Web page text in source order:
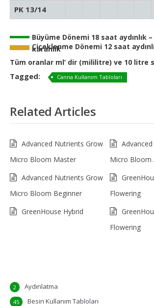
PK 13/14
Büyüme Dönemi 18 saat aydınlık
Çiçeklenme Dönemi 12 saat
karanlık
Tüm oranlar ml’ dir (mililitre) ve 10 litre
Tagged: Canna Kullanım Tabloları
Related Articles
Advanced Nutrients Grow
Micro Bloom Master
Micro Bloom
Advanced Nutrients Grow
Micro Bloom Beginner
Flowering
GreenHouse Hybrid
Flowering
Aydınlatma
2
Besin Kullanım Tabloları
45